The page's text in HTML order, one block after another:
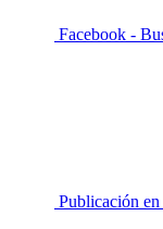
Facebook -
Publicación